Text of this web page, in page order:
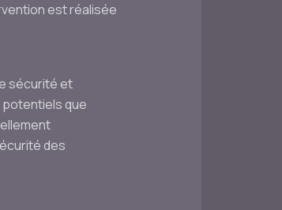
est réalisée
sécurité et
potentiels que
des